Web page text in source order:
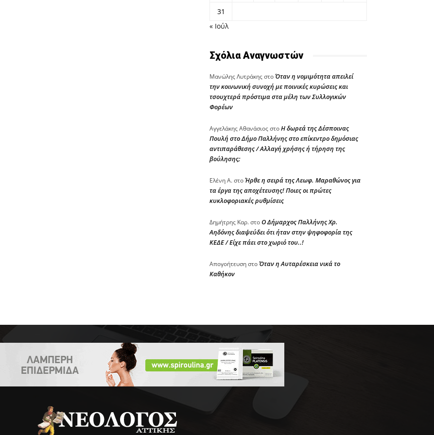
31
« Ιούλ
Σχόλια Αναγνωστών
Μανώλης ΛυτράκηςστοΌταν η νομιμότητα απειλεί
την κοινωνική συνοχή με ποινικές κυρώσεις και
τσουχτερά πρόστιμα στα μέλη των Συλλογικών
Φορέων
Αγγελάκης ΑθανάσιοςστοΗ δωρεά της Δέσποινας
Πουλή στο Δήμο Παλλήνης στο επίκεντρο δημόσιας
αντιπαράθεσης / Αλλαγή χρήσης ή τήρηση της
βούλησης;
Ελένη Α.στοΉρθε η σειρά της Λεωφ. Μαραθώνος για
τα έργα της αποχέτευσης! Ποιες οι πρώτες
κυκλοφοριακές ρυθμίσεις
Δημήτρης Καρ.στοΟ Δήμαρχος Παλλήνης Χρ.
Αηδόνης διαψεύδει ότι ήταν στην ψηφοφορία της
ΚΕΔΕ / Είχε πάει στο χωριό του..!
ΑπογοήτευσηστοΌταν η Αυταρέσκεια νικά το
Καθήκον